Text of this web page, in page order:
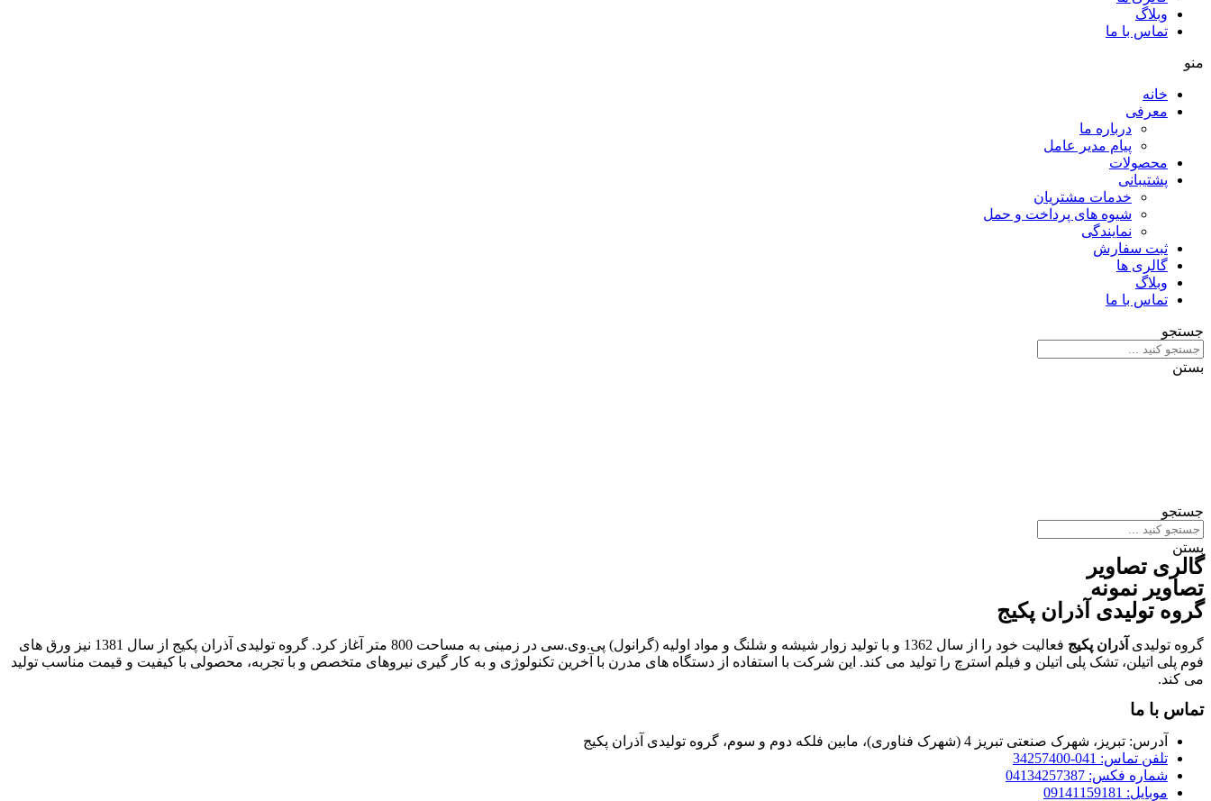
وبلاگ
تماس با ما
منو
خانه
معرفی
درباره ما
پیام مدیر عامل
محصولات
پشتیبانی
خدمات مشتریان
شیوه های پرداخت و حمل
نمایندگی
ثبت سفارش
گالری ها
وبلاگ
تماس با ما
جستجو
بستن
جستجو
بستن
گالری تصاویر
تصاویر نمونه
گروه تولیدی آذران پکیج
گروه تولیدی آذران پکیج
فعالیت خود را از سال 1362 و با تولید زوار شیشه و شلنگ و مواد اولیه (گرانول) پی.وی.سی در زمینی به مساحت 800 متر آغاز کرد. گروه تولیدی آذران پکیج از سال 1381 نیز ورق های
فوم پلی اتیلن، تشک پلی اتیلن و فیلم استرچ را تولید می کند. این شرکت با استفاده از دستگاه های مدرن با آخرین تکنولوژی و به کار گیری نیروهای متخصص و با تجربه، محصولی با کیفیت و قیمت مناسب تولید
می کند.
تماس با ما
آدرس: تبریز، شهرک صنعتی تبریز 4 (شهرک فناوری)، مابین فلکه دوم و سوم، گروه تولیدی آذران پکیج
تلفن تماس: 041-34257400
شماره فکس: 04134257387
موبایل: 09141159181